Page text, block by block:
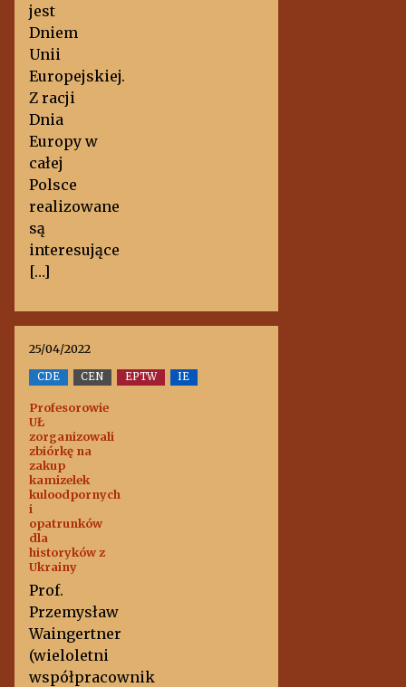
jest
Dniem
Unii
Europejskiej.
Z racji
Dnia
Europy w
całej
Polsce
realizowane
są
interesujące
[…]
25/04/2022
CDE CEN EPTW IE
Profesorowie
UŁ
zorganizowali
zbiórkę na
zakup
kamizelek
kuloodpornych
i
opatrunków
dla
historyków z
Ukrainy
Prof.
Przemysław
Waingertner
(wieloletni
współpracownik